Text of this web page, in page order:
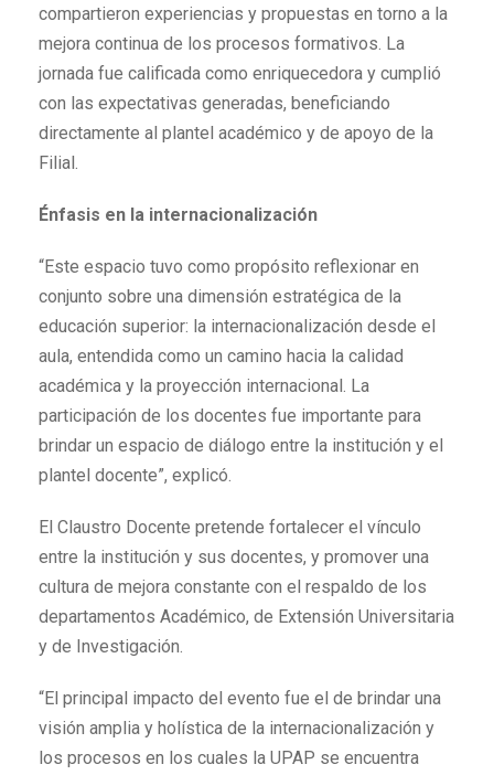
compartieron experiencias y propuestas en torno a la
mejora continua de los procesos formativos. La
jornada fue calificada como enriquecedora y cumplió
con las expectativas generadas, beneficiando
directamente al plantel académico y de apoyo de la
Filial.
Énfasis en la internacionalización
“Este espacio tuvo como propósito reflexionar en
conjunto sobre una dimensión estratégica de la
educación superior: la internacionalización desde el
aula, entendida como un camino hacia la calidad
académica y la proyección internacional. La
participación de los docentes fue importante para
brindar un espacio de diálogo entre la institución y el
plantel docente”, explicó.
El Claustro Docente pretende fortalecer el vínculo
entre la institución y sus docentes, y promover una
cultura de mejora constante con el respaldo de los
departamentos Académico, de Extensión Universitaria
y de Investigación.
“El principal impacto del evento fue el de brindar una
visión amplia y holística de la internacionalización y
los procesos en los cuales la UPAP se encuentra